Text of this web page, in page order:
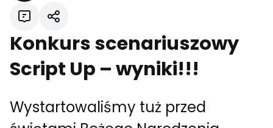
Konkurs scenariuszowy
Script Up – wyniki!!!
Wystartowaliśmy tuż przed